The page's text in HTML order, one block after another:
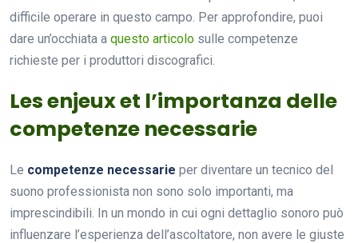
difficile operare in questo campo. Per approfondire, puoi
dare un’occhiata a questo articolo sulle competenze
richieste per i produttori discografici.
Les enjeux et l’importanza delle
competenze necessarie
Le competenze necessarie per diventare un tecnico del
suono professionista non sono solo importanti, ma
imprescindibili. In un mondo in cui ogni dettaglio sonoro può
influenzare l’esperienza dell’ascoltatore, non avere le giuste